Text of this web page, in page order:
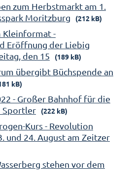
zum Herbstmarkt am 1.
Moritzburg
(212 kB)
Kleinformat -
Eröffnung der Liebig
den 15
(189 kB)
übergibt Büchspende an
kB)
- Großer Bahnhof für die
Sportler
(222 kB)
Kurs - Revolution
und 24. August am Zeitzer
stehen vor dem